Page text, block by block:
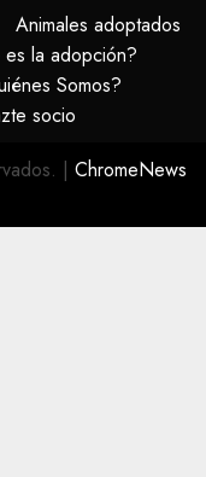
Animales adoptados
la adopción?
Somos?
socio
| ChromeNews